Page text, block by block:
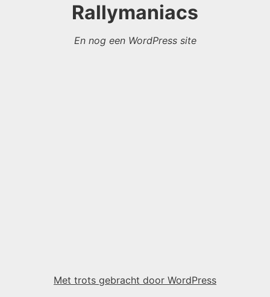
Rallymaniacs
En nog een WordPress site
Met trots gebracht door WordPress